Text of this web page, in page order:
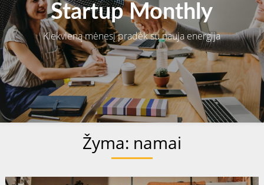
Startup Monthly
Kiekvieną mėnesį pradėk su nauja energija
Žyma: namai